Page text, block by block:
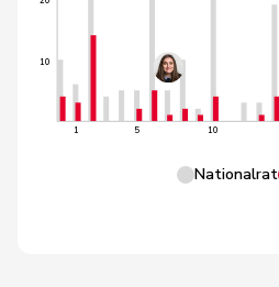
10
1 5 10
Nationalrat